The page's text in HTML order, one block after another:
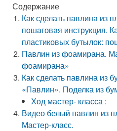
Содержание
Как сделать павлина из
пошаговая инструкция.
пластиковых бутылок:
Павлин из фоамирана.
фоамирана»
Как сделать павлина из
«Павлин». Поделка из
Ход мастер- класса :
Видео белый павлин из
Мастер-класс.